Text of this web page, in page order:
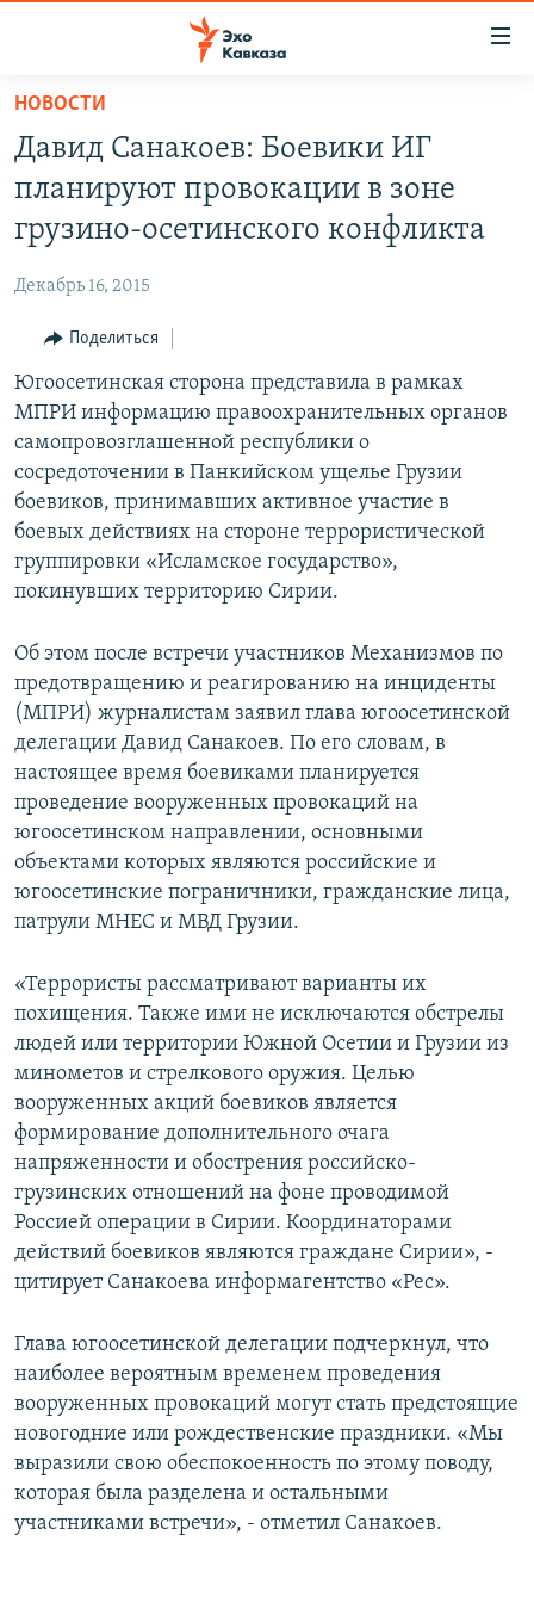
Вернуться
основному
содержанию
главной
навигации
Вернутся
поиску
ТБИЛИСИ
ВЕСЬ КАВКАЗ
СЕВЕРНЫЙ КАВКАЗ
АРМЕНИЯ
АЗЕРБАЙДЖАН
ТЕМЫ
ПОЛИТИКА
ЭКОНОМИКА
ОБЩЕСТВО
КУЛЬТУРА
СПОРТ
МИР
РУБРИКИ
НЕКРУГЛЫЙ СТОЛ
ГОСТЬ НЕДЕЛИ
ПОЗИЦИЯ
БЛОГИ
ГОЛОСА
МУЛЬТИМЕДИА
ВИДЕО
ФОТО
АУДИО
ПОДКАСТЫ
АРХИВ РАДИОПРОГРАММЫ
ПРИСОЕДИНЯЙТЕСЬ!
Все сайты РСЕ/РС
НОВОСТИ
Давид Санакоев: Боевики ИГ
планируют провокации в зоне
грузино-осетинского конфликта
Декабрь 16, 2015
Поделиться
Югоосетинская сторона представила в рамках
МПРИ информацию правоохранительных органов
самопровозглашенной республики о
сосредоточении в Панкийском ущелье Грузии
боевиков, принимавших активное участие в
боевых действиях на стороне террористической
группировки «Исламское государство»,
покинувших территорию Сирии.
Об этом после встречи участников Механизмов по
предотвращению и реагированию на инциденты
(МПРИ) журналистам заявил глава югоосетинской
делегации Давид Санакоев. По его словам, в
настоящее время боевиками планируется
проведение вооруженных провокаций на
югоосетинском направлении, основными
объектами которых являются российские и
югоосетинские пограничники, гражданские лица,
патрули МНЕС и МВД Грузии.
«Террористы рассматривают варианты их
похищения. Также ими не исключаются обстрелы
людей или территории Южной Осетии и Грузии из
минометов и стрелкового оружия. Целью
вооруженных акций боевиков является
формирование дополнительного очага
напряженности и обострения российско-
грузинских отношений на фоне проводимой
Россией операции в Сирии. Координаторами
действий боевиков являются граждане Сирии», -
цитирует Санакоева информагентство «Рес».
Глава югоосетинской делегации подчеркнул, что
наиболее вероятным временем проведения
вооруженных провокаций могут стать предстоящие
новогодние или рождественские праздники. «Мы
выразили свою обеспокоенность по этому поводу,
которая была разделена и остальными
участниками встречи», - отметил Санакоев.